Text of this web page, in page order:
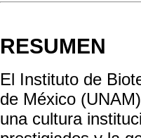
RESUMEN
El Instituto de
de México
una cultura